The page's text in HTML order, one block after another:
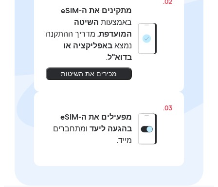
מתקינים את ה-eSIM
באמצעותהשיטה
המועדפת.מדריך ההתקנה
באפליקציה או
בדוא"ל.
מכירים את השיטות
מפעילים את ה-eSIM
בהגעה ליעדומתחברים